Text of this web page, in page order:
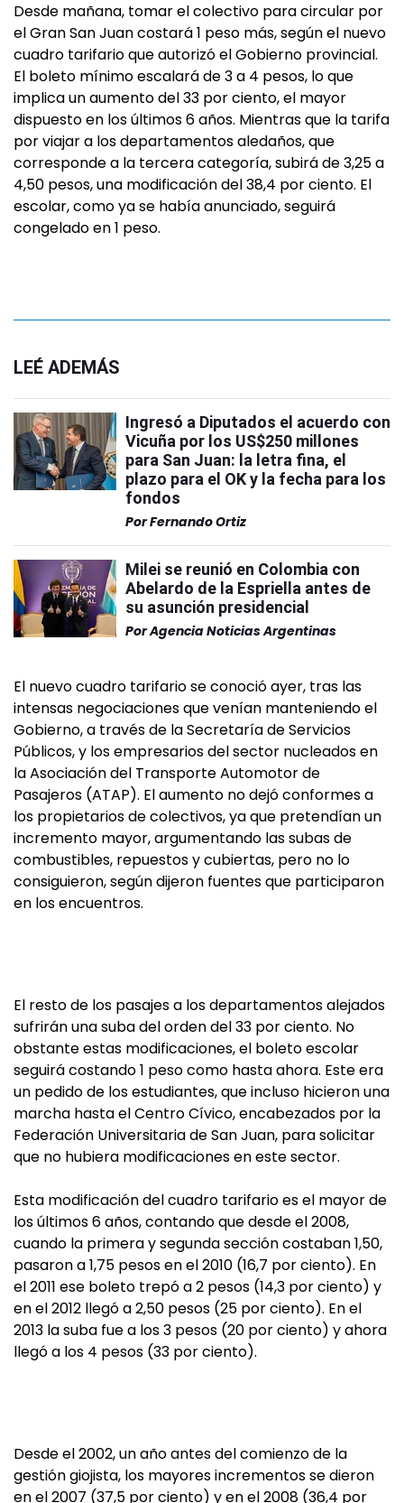
Desde mañana, tomar el colectivo para circular por
el Gran San Juan costará 1 peso más, según el nuevo
cuadro tarifario que autorizó el Gobierno provincial.
El boleto mínimo escalará de 3 a 4 pesos, lo que
implica un aumento del 33 por ciento, el mayor
dispuesto en los últimos 6 años. Mientras que la tarifa
por viajar a los departamentos aledaños, que
corresponde a la tercera categoría, subirá de 3,25 a
4,50 pesos, una modificación del 38,4 por ciento. El
escolar, como ya se había anunciado, seguirá
congelado en 1 peso.
LEÉ ADEMÁS
Ingresó a Diputados el acuerdo con
Vicuña por los US$250 millones
para San Juan: la letra fina, el
plazo para el OK y la fecha para los
fondos
PorFernando Ortiz
Milei se reunió en Colombia con
Abelardo de la Espriella antes de
su asunción presidencial
PorAgencia Noticias Argentinas
El nuevo cuadro tarifario se conoció ayer, tras las
intensas negociaciones que venían manteniendo el
Gobierno, a través de la Secretaría de Servicios
Públicos, y los empresarios del sector nucleados en
la Asociación del Transporte Automotor de
Pasajeros (ATAP). El aumento no dejó conformes a
los propietarios de colectivos, ya que pretendían un
incremento mayor, argumentando las subas de
combustibles, repuestos y cubiertas, pero no lo
consiguieron, según dijeron fuentes que participaron
en los encuentros.
El resto de los pasajes a los departamentos alejados
sufrirán una suba del orden del 33 por ciento. No
obstante estas modificaciones, el boleto escolar
seguirá costando 1 peso como hasta ahora. Este era
un pedido de los estudiantes, que incluso hicieron una
marcha hasta el Centro Cívico, encabezados por la
Federación Universitaria de San Juan, para solicitar
que no hubiera modificaciones en este sector.
Esta modificación del cuadro tarifario es el mayor de
los últimos 6 años, contando que desde el 2008,
cuando la primera y segunda sección costaban 1,50,
pasaron a 1,75 pesos en el 2010 (16,7 por ciento). En
el 2011 ese boleto trepó a 2 pesos (14,3 por ciento) y
en el 2012 llegó a 2,50 pesos (25 por ciento). En el
2013 la suba fue a los 3 pesos (20 por ciento) y ahora
llegó a los 4 pesos (33 por ciento).
Desde el 2002, un año antes del comienzo de la
gestión giojista, los mayores incrementos se dieron
en el 2007 (37,5 por ciento) y en el 2008 (36,4 por